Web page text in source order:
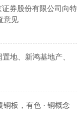
券股份有限公司向特
意见
地、新鸿基地产、
板，有色 · 铜概念